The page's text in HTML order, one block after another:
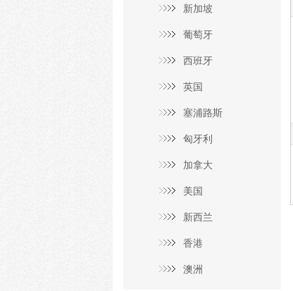
新加坡
葡萄牙
西班牙
英国
塞浦路斯
匈牙利
加拿大
美国
新西兰
香港
澳洲